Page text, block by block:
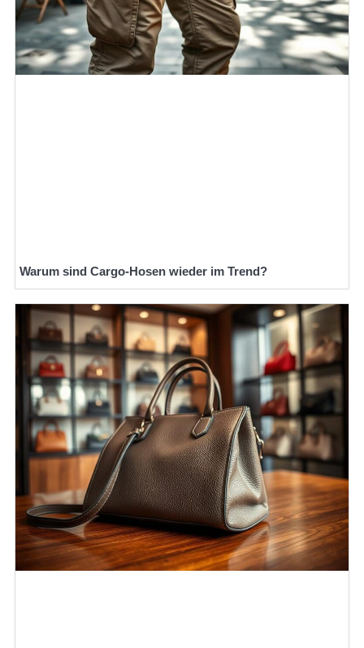
Warum sind Cargo-Hosen wieder im Trend?